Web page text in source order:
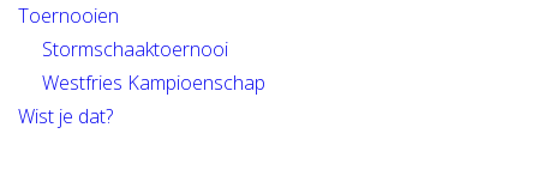
Toernooien
Stormschaaktoernooi
Westfries Kampioenschap
Wist je dat?